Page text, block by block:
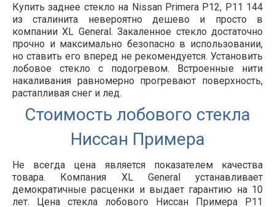
Купить заднее стекло на Nissan Primera P12, P11 144
из сталинита невероятно дешево и просто в
компании XL General. Закаленное стекло достаточно
прочно и максимально безопасно в использовании,
но ставить его вперед не рекомендуется. Установить
лобовое стекло с подогревом. Встроенные нити
накаливания равномерно прогревают поверхность,
растапливая снег и лед.
Стоимость лобового стекла
Ниссан Примера
Не всегда цена является показателем качества
товара. Компания XL General устанавливает
демократичные расценки и выдает гарантию на 10
лет. Цена стекла лобового Ниссан Примера P11